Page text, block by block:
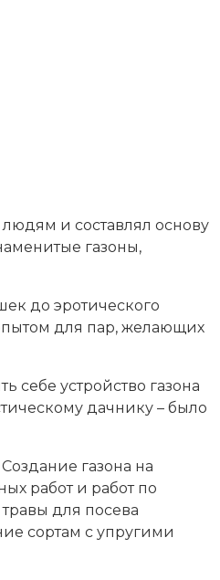
и составлял основу
газоны,
до эротического
для пар, желающих
себе устройство газона
дачнику – было
газона на
работ и работ по
для посева
сортам с упругими